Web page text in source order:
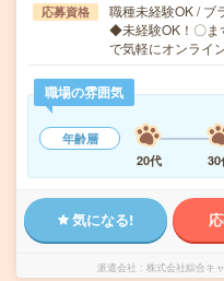
応募資格
職種未経験OK / ブ
◆未経験OK！〇ま
で気軽にオンライ
職場の雰囲気
年齢層
20代
30
気になる!
派遣会社 株式会社綜合キ